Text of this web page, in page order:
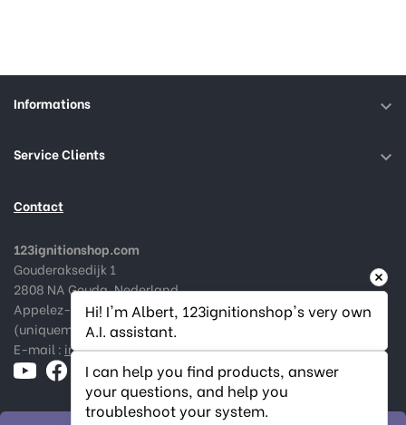
Informations 
Service Clients 
Contact
123ignitionshop.com
Gouderaksedijk 1
2808 NA Gouda, Nederland
Appelez-nous au :+31182 787974
(uniquement en Néerlandais et Anglais)
E-mail : info@123ignitionshop.com
Hi! I'm Albert, 123ignitionshop's very own
A.I. assistant.
I can help you find products, answer
your questions, and help you
troubleshoot your system.